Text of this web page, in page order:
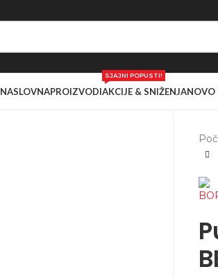
NASLOVNAPROIZVODIAKCIJE & SNIŽENJA
SJAJNI POPUSTI!
NOVO